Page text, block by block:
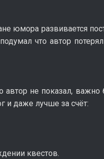
юмора развивается
что автор
автор не показал,
и даже лучше за счёт:
квестов.